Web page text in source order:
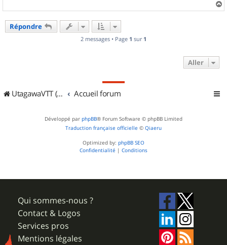
a
Répondre
2 messages • Page 1 sur 1
Aller
UtagawaVTT (Randos VTT et VTTAE avec traces GPS) Accueil forum
Développé par phpBB® Forum Software © phpBB Limited
Traduction française officielle © Qiaeru
Optimized by: phpBB SEO
Confidentialité | Conditions
Qui sommes-nous ?
Contact & Logos
Services pros
Mentions légales